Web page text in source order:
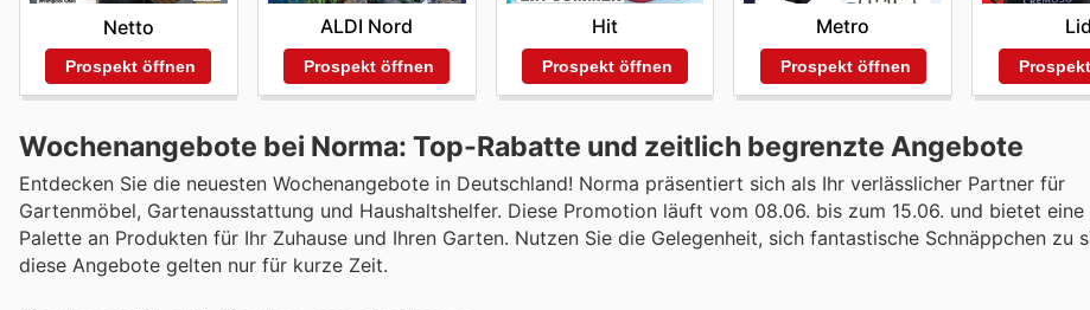
Netto
Prospekt öffnen
ALDI Nord
Prospekt öffnen
Hit
Prospekt öffnen
Metro
Prospekt öffnen
Wochenangebote bei Norma: Top-Rabatte und zeitlich begrenzte Angebote
Entdecken Sie die neuesten Wochenangebote in Deutschland! Norma präsentiert sich als Ihr verlässlicher Partner für
Gartenmöbel, Gartenausstattung und Haushaltshelfer. Diese Promotion läuft vom 08.06. bis zum 15.06. und bietet
Palette an Produkten für Ihr Zuhause und Ihren Garten. Nutzen Sie die Gelegenheit, sich fantastische Schnäppchen zu
diese Angebote gelten nur für kurze Zeit.